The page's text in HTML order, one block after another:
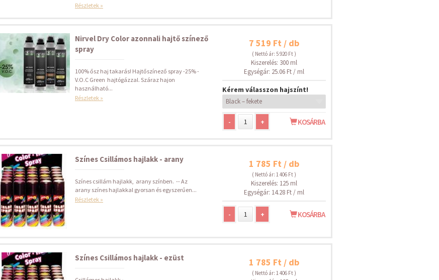
Részletek »
Nirvel Dry Color azonnali hajtő színező
spray
100% ősz haj takarás! Hajtőszínező spray -25% -
V.O.C Green hajtógázzal. Száraz hajon
használható...
Részletek »
7 519 Ft / db
( Nettó ár: 5 920 Ft )
Kiszerelés: 300 ml
Egységár: 25.06 Ft / ml
Kérem válasszon hajszínt!
- + KOSÁRBA
Színes Csillámos hajlakk - arany
Színes csillám hajlakk, arany színben. -- Az
arany színes hajlakkal gyorsan és egyszerűen...
Részletek »
1 785 Ft / db
( Nettó ár: 1 406 Ft )
Kiszerelés: 125 ml
Egységár: 14.28 Ft / ml
- + KOSÁRBA
Színes Csillámos hajlakk - ezüst 1 785 Ft / db
( Nettó ár: 1 406 Ft )